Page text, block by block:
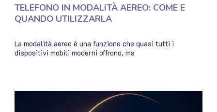
TELEFONO IN MODALITÀ AEREO: COME E
QUANDO UTILIZZARLA
La modalità aereo è una funzione che quasi tutti i
dispositivi mobili moderni offrono, ma